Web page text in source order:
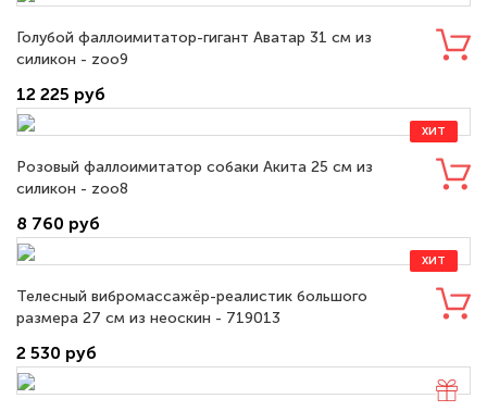
Голубой фаллоимитатор-гигант Аватар 31 см из
силикон - zoo9
12 225 руб
ХИТ
Розовый фаллоимитатор собаки Акита 25 см из
силикон - zoo8
8 760 руб
ХИТ
Телесный вибромассажёр-реалистик большого
размера 27 см из неоскин - 719013
2 530 руб